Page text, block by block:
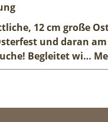
12 cm große
und daran
Begleitet wi…